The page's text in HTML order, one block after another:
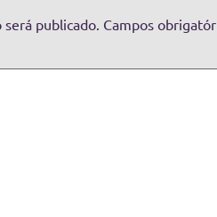
publicado. Campos